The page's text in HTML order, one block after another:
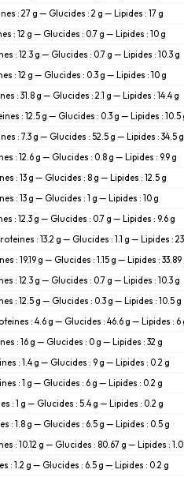
: 27 g — Glucides : 2 g — Lipides : 17 g
: 12 g — Glucides : 0.7 g — Lipides : 10 g
: 12.3 g — Glucides : 0.7 g — Lipides : 10.3 g
: 12 g — Glucides : 0.3 g — Lipides : 10 g
: 31.8 g — Glucides : 2.1 g — Lipides : 14.4 g
: 12.5 g — Glucides : 0.3 g — Lipides : 10.5
: 7.3 g — Glucides : 52.5 g — Lipides : 34.5 g
: 12.6 g — Glucides : 0.8 g — Lipides : 9.9 g
: 13 g — Glucides : 8 g — Lipides : 12.5 g
: 13 g — Glucides : 1 g — Lipides : 10 g
: 12.3 g — Glucides : 0.7 g — Lipides : 9.6 g
: 13.2 g — Glucides : 1.1 g — Lipides :
: 19.19 g — Glucides : 1.15 g — Lipides : 33.89
: 12.3 g — Glucides : 0.7 g — Lipides : 10.3 g
: 12.5 g — Glucides : 0.3 g — Lipides : 10.5 g
: 4.6 g — Glucides : 46.6 g — Lipides : 6
: 16 g — Glucides : 0 g — Lipides : 32 g
: 1.4 g — Glucides : 9 g — Lipides : 0.2 g
: 1 g — Glucides : 6 g — Lipides : 0.2 g
: 1 g — Glucides : 5.4 g — Lipides : 0.2 g
: 1.8 g — Glucides : 6.5 g — Lipides : 0.5 g
: 10.12 g — Glucides : 80.67 g — Lipides :
: 1.2 g — Glucides : 6.5 g — Lipides : 0.2 g